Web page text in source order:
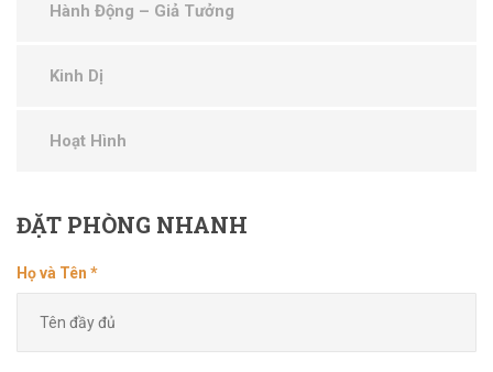
Hành Động – Giả Tưởng
Kinh Dị
Hoạt Hình
ĐẶTPHÒNG NHANH
Họ và Tên *